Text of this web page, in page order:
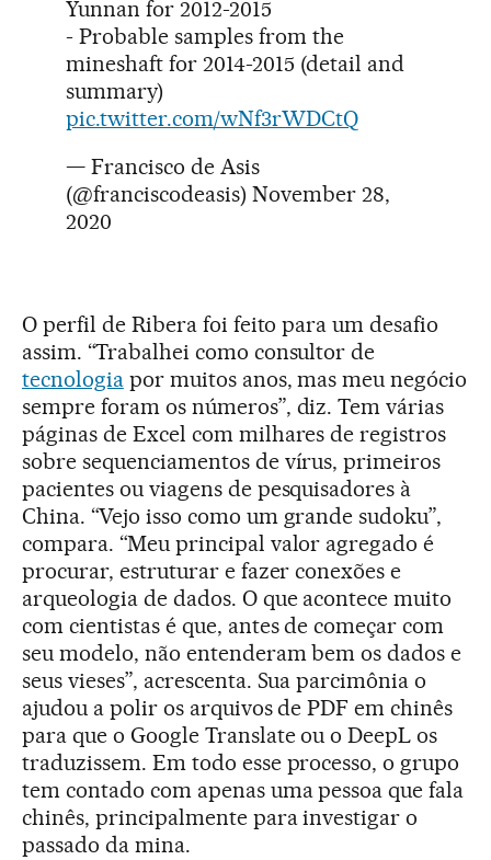
Yunnan for 2012-2015
- Probable samples from the
mineshaft for 2014-2015 (detail and
summary)
pic.twitter.com/wNf3rWDCtQ
— Francisco de Asis
(@franciscodeasis) November 28,
2020
O perfil de Ribera foi feito para um desafio
assim. “Trabalhei como consultor de
tecnologiapor muitos anos, mas meu negócio
sempre foram os números”, diz. Tem várias
páginas de Excel com milhares de registros
sobre sequenciamentos de vírus, primeiros
pacientes ou viagens de pesquisadores à
China. “Vejo isso como um grande sudoku”,
compara. “Meu principal valor agregado é
procurar, estruturar e fazer conexões e
arqueologia de dados. O que acontece muito
com cientistas é que, antes de começar com
seu modelo, não entenderam bem os dados e
seus vieses”, acrescenta. Sua parcimônia o
ajudou a polir os arquivos de PDF em chinês
para que o Google Translate ou o DeepL os
traduzissem. Em todo esse processo, o grupo
tem contado com apenas uma pessoa que fala
chinês, principalmente para investigar o
passado da mina.